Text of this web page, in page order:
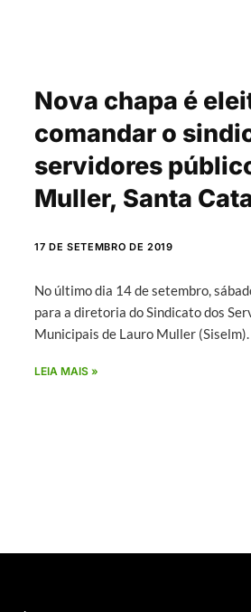
Nova chapa é
comandar o
servidores
Muller, Santa
17 DE SETEMBRO DE 2019
No último dia 14 de setembro,
para a diretoria do Sindicato dos
Municipais de Lauro Muller (Siselm).
LEIA MAIS »